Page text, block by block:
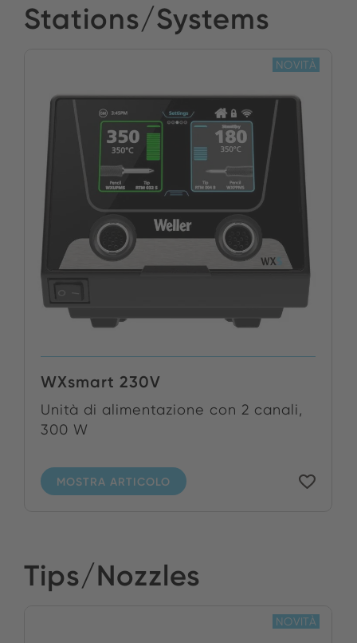
Stations/Systems
WXsmart 230V
Unità di alimentazione con 2 canali,
300 W
MOSTRA ARTICOLO
NOVITÀ
Tips/Nozzles
NOVITÀ